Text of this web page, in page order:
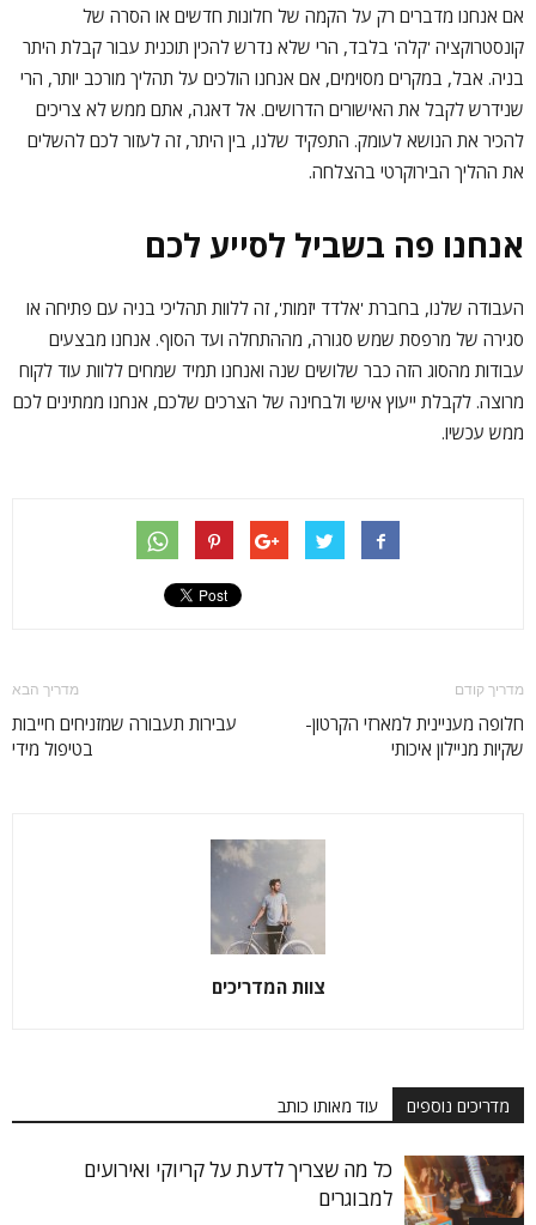
אם אנחנו מדברים רק על הקמה של חלונות חדשים או הסרה של
קונסטרוקציה 'קלה' בלבד, הרי שלא נדרש להכין תוכנית עבור קבלת היתר
בניה. אבל, במקרים מסוימים, אם אנחנו הולכים על תהליך מורכב יותר, הרי
שנידרש לקבל את האישורים הדרושים. אל דאגה, אתם ממש לא צריכים
להכיר את הנושא לעומק. התפקיד שלנו, בין היתר, זה לעזור לכם להשלים
את ההליך הבירוקרטי בהצלחה.
אנחנו פה בשביל לסייע לכם
העבודה שלנו, בחברת 'אלדד יזמות', זה ללוות תהליכי בניה עם פתיחה או
סגירה של מרפסת שמש סגורה, מההתחלה ועד הסוף. אנחנו מבצעים
עבודות מהסוג הזה כבר שלושים שנה ואנחנו תמיד שמחים ללוות עוד לקוח
מרוצה. לקבלת ייעוץ אישי ולבחינה של הצרכים שלכם, אנחנו ממתינים לכם
ממש עכשיו.
מדריך קודם
חלופה מעניינית למארזי הקרטון-
שקיות מניילון איכותי
מדריך הבא
עבירות תעבורה שמזניחים חייבות
בטיפול מידי
צוות המדריכים
מדריכים נוספים עוד מאותו כותב
כל מה שצריך לדעת על קריוקי ואירועים
למבוגרים